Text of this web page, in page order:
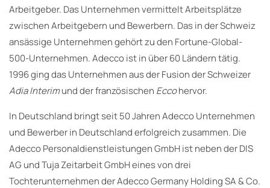
Arbeitgeber. Das Unternehmen vermittelt Arbeitsplätze
zwischen Arbeitgebern und Bewerbern. Das in der Schweiz
ansässige Unternehmen gehört zu den Fortune-Global-
500-Unternehmen. Adecco ist in über 60 Ländern tätig.
1996 ging das Unternehmen aus der Fusion der Schweizer
Adia Interimund der französischen Eccohervor.
In Deutschland bringt seit 50 Jahren Adecco Unternehmen
und Bewerber in Deutschland erfolgreich zusammen. Die
Adecco Personaldienstleistungen GmbH ist neben der DIS
AG und Tuja Zeitarbeit GmbH eines von drei
Tochterunternehmen der Adecco Germany Holding SA & Co.